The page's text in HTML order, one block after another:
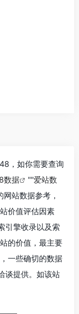
，如你需要查询
数据 ""爱站数
站数据参考，
价值评估因素
引擎收录以及索
的价值，最主要
一些确切的数据
谈提供。如该站